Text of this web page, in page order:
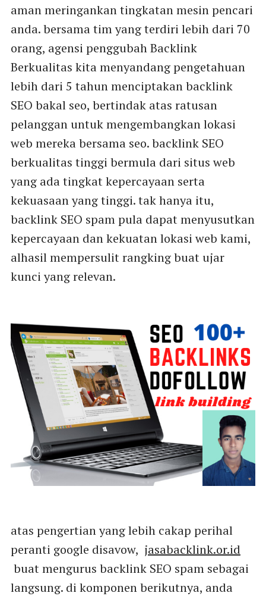
aman meringankan tingkatan mesin pencari
anda. bersama tim yang terdiri lebih dari 70
orang, agensi penggubah Backlink
Berkualitas kita menyandang pengetahuan
lebih dari 5 tahun menciptakan backlink
SEO bakal seo, bertindak atas ratusan
pelanggan untuk mengembangkan lokasi
web mereka bersama seo. backlink SEO
berkualitas tinggi bermula dari situs web
yang ada tingkat kepercayaan serta
kekuasaan yang tinggi. tak hanya itu,
backlink SEO spam pula dapat menyusutkan
kepercayaan dan kekuatan lokasi web kami,
alhasil mempersulit rangking buat ujar
kunci yang relevan.
atas pengertian yang lebih cakap perihal
peranti google disavow, jasabacklink.or.id
buat mengurus backlink SEO spam sebagai
langsung. di komponen berikutnya, anda